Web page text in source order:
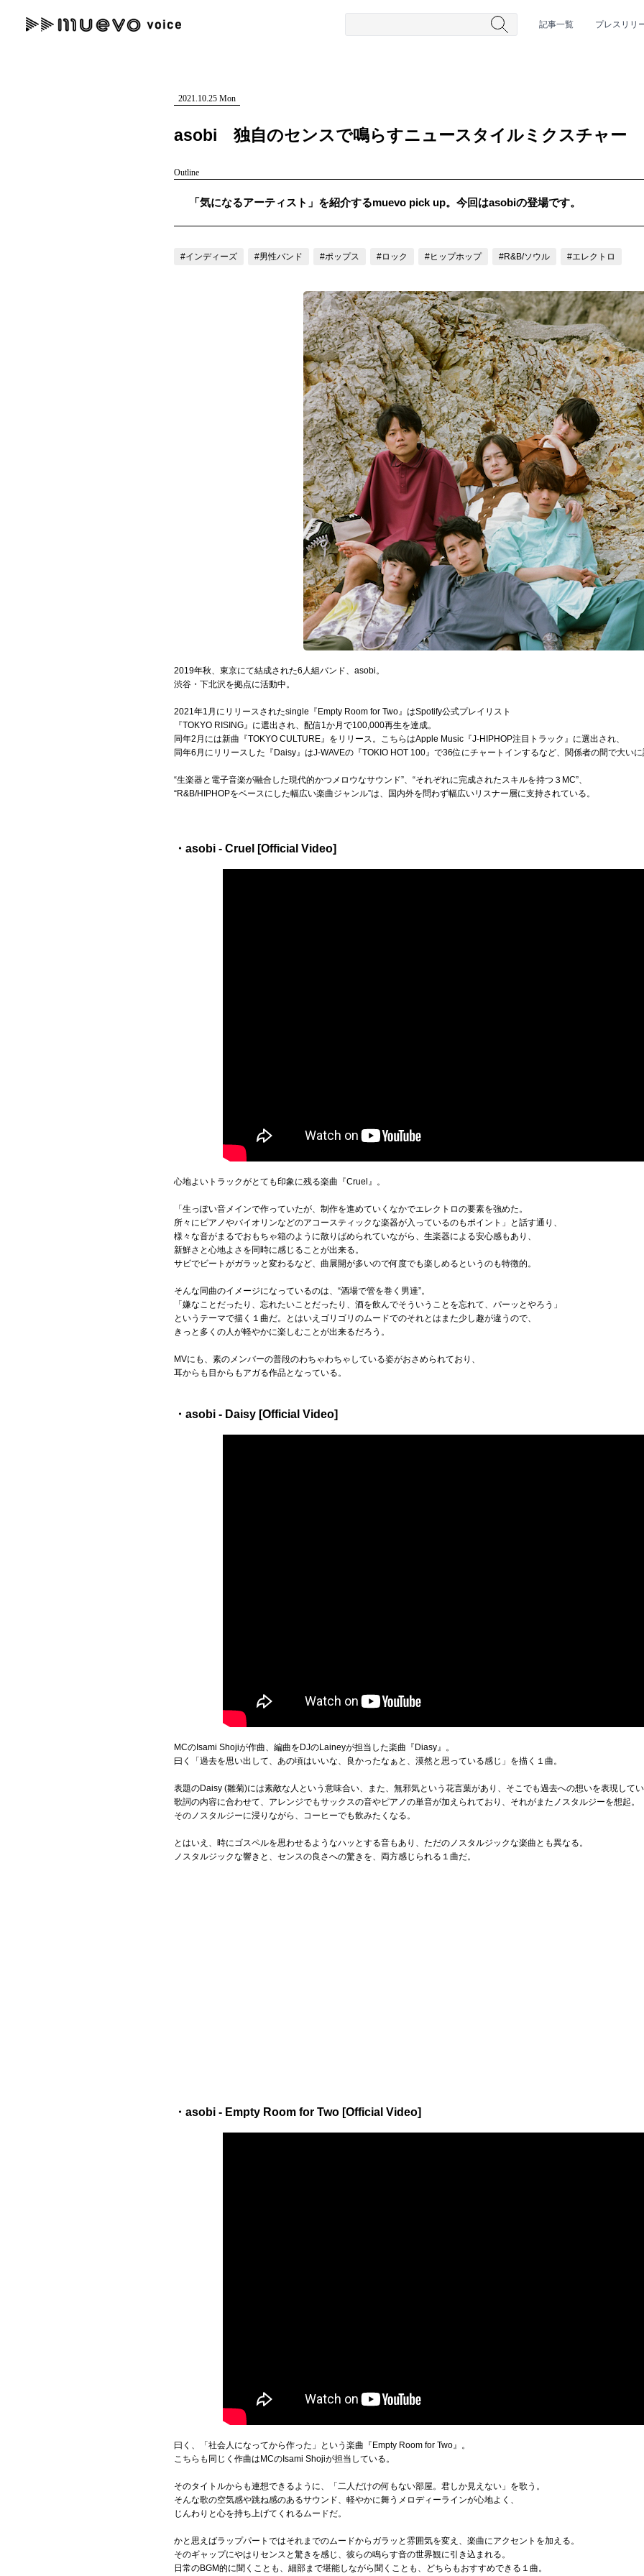
記事一覧 プレスリリ
#女性SSW #ロック #男性シンガー #HR/HM #女性シンガー #ヒップホップ #男性シンガーグルー
"読者の声を形にする”音楽特化メディア
2021.10.25 Mon
asobi 独自のセンスで鳴らすニュースタイルミクスチャー
Outline
「気になるアーティスト」を紹介するmuevo pick up。今回はasobiの登場です。
#インディーズ #男性バンド #ポップス #ロック #ヒップホップ #R&B/ソウル #エレクトロ
2019年秋、東京にて結成された6人組バンド、asobi。
渋谷・下北沢を拠点に活動中。
2021年1月にリリースされたsingle『Empty Room for Two』はSpotify公式プレイリスト
『TOKYO RISING』に選出され、配信1か月で100,000再生を達成。
同年2月には新曲『TOKYO CULTURE』をリリース。こちらはApple Music『J-HIPHOP注目トラック』に選出され、
同年6月にリリースした『Daisy』はJ-WAVEの『TOKIO HOT 100』で36位にチャートインするなど、関係者の間で大い
“生楽器と電子音楽が融合した現代的かつメロウなサウンド”、“それぞれに完成されたスキルを持つ３MC”、
“R&B/HIPHOPをベースにした幅広い楽曲ジャンル”は、国内外を問わず幅広いリスナー層に支持されている。
・asobi - Cruel [Official Video]
心地よいトラックがとても印象に残る楽曲『Cruel』。
「生っぽい音メインで作っていたが、制作を進めていくなかでエレクトロの要素を強めた。
所々にピアノやバイオリンなどのアコースティックな楽器が入っているのもポイント」と話す通り、
様々な音がまるでおもちゃ箱のように散りばめられていながら、生楽器による安心感もあり、
新鮮さと心地よさを同時に感じることが出来る。
サビでビートがガラッと変わるなど、曲展開が多いので何度でも楽しめるというのも特徴的。
そんな同曲のイメージになっているのは、“酒場で管を巻く男達”。
「嫌なことだったり、忘れたいことだったり、酒を飲んでそういうことを忘れて、パーッとやろう」
というテーマで描く１曲だ。とはいえゴリゴリのムードでのそれとはまた少し趣が違うので、
きっと多くの人が軽やかに楽しむことが出来るだろう。
MVにも、素のメンバーの普段のわちゃわちゃしている姿がおさめられており、
耳からも目からもアガる作品となっている。
・asobi - Daisy [Official Video]
MCのIsami Shojiが作曲、編曲をDJのLaineyが担当した楽曲『Diasy』。
曰く「過去を思い出して、あの頃はいいな、良かったなぁと、漠然と思っている感じ」を描く１曲。
表題のDaisy (雛菊)には素敵な人という意味合い、また、無邪気という花言葉があり、そこでも過去への想いを表現して
歌詞の内容に合わせて、アレンジでもサックスの音やピアノの単音が加えられており、それがまたノスタルジーを想起。
そのノスタルジーに浸りながら、コーヒーでも飲みたくなる。
とはいえ、時にゴスペルを思わせるようなハッとする音もあり、ただのノスタルジックな楽曲とも異なる。
ノスタルジックな響きと、センスの良さへの驚きを、両方感じられる１曲だ。
・asobi - Empty Room for Two [Official Video]
曰く、「社会人になってから作った」という楽曲『Empty Room for Two』。
こちらも同じく作曲はMCのIsami Shojiが担当している。
そのタイトルからも連想できるように、「二人だけの何もない部屋。君しか見えない」を歌う。
そんな歌の空気感や跳ね感のあるサウンド、軽やかに舞うメロディーラインが心地よく、
じんわりと心を持ち上げてくれるムードだ。
かと思えばラップパートではそれまでのムードからガラッと雰囲気を変え、楽曲にアクセントを加える。
そのギャップにやはりセンスと驚きを感じ、彼らの鳴らす音の世界観に引き込まれる。
日常のBGM的に聞くことも、細部まで堪能しながら聞くことも、どちらもおすすめできる１曲。